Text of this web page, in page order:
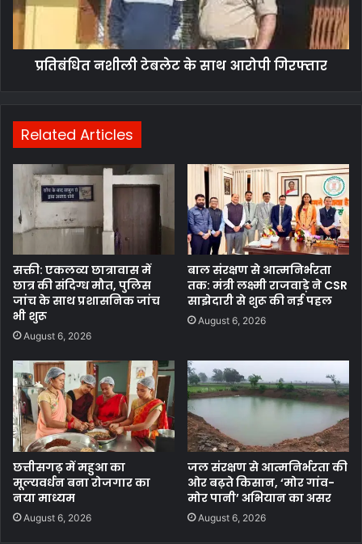
प्रतिबंधित नशीली टेबलेट के साथ आरोपी गिरफ्तार
Related Articles
सक्ती: एकलव्य छात्रावास में
छात्र की संदिग्ध मौत, पुलिस
जांच के साथ प्रशासनिक जांच
भी शुरू
August 6, 2026
बाल संरक्षण से आत्मनिर्भरता
तक: मंत्री लक्ष्मी राजवाड़े ने CSR
साझेदारी से शुरू की नई पहल
August 6, 2026
छत्तीसगढ़ में महुआ का
मूल्यवर्धन बना रोजगार का
नया माध्यम
August 6, 2026
जल संरक्षण से आत्मनिर्भरता की
ओर बढ़ते किसान, ‘मोर गांव-
मोर पानी’ अभियान का असर
August 6, 2026